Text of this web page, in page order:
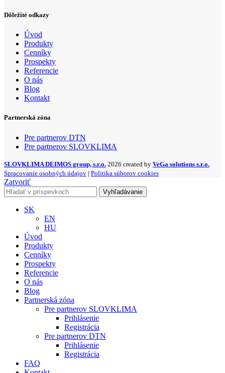
Dôležité odkazy
Úvod
Produkty
Cenníky
Prospekty
Referencie
O nás
Blog
Kontakt
Partnerská zóna
Pre partnerov DTN
Pre partnerov SLOVKLIMA
SLOVKLIMA DEIMOS group, s.r.o. 2026 created by VeGa solutions s.r.o.
Spracovanie osobných údajov | Politika súborov cookies
Zatvoriť
Vyhľadávanie
SK
EN
HU
Úvod
Produkty
Cenníky
Prospekty
Referencie
O nás
Blog
Partnerská zóna
Pre partnerov SLOVKLIMA
Prihlásenie
Registrácia
Pre partnerov DTN
Prihlásenie
Registrácia
FAQ